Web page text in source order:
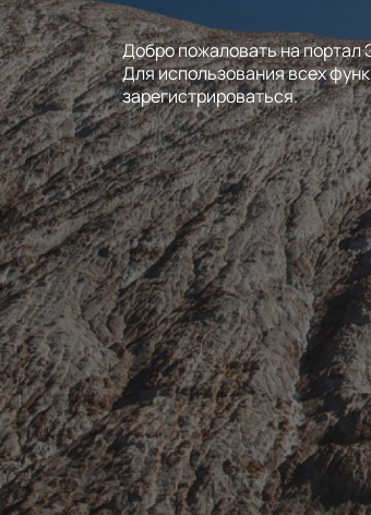
Добро пожаловать на портал
Для использования всех
зарегистрироваться.